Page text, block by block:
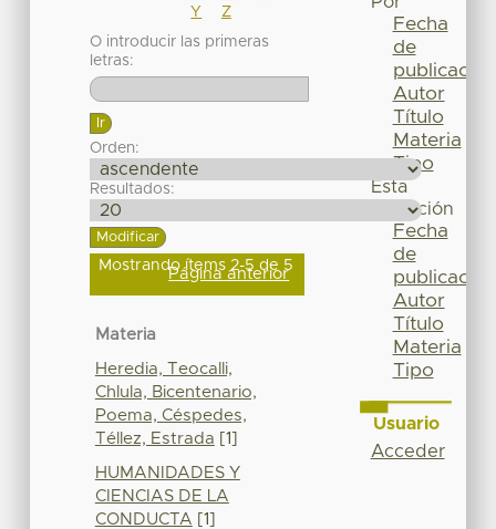
Y
Z
O introducir las primeras
letras:
Orden:
Resultados:
Mostrando ítems 2-5 de 5
Página anterior
Materia
Heredia, Teocalli,
Chlula, Bicentenario,
Poema, Céspedes,
Téllez, Estrada [1]
HUMANIDADES Y
CIENCIAS DE LA
CONDUCTA [1]
Fecha
de
publicación
Autor
Título
Materia
Tipo
Esta
colección
Fecha
de
publicación
Autor
Título
Materia
Tipo
Usuario
Acceder